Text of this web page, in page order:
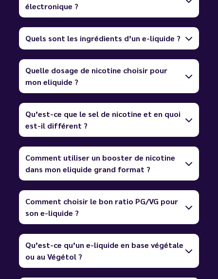
électronique ?
Quels sont les ingrédients d’un e-liquide ?
Quelle dosage de nicotine choisir pour
mon eliquide ?
Qu’est-ce que le sel de nicotine et en quoi
est-il différent ?
Comment utiliser un booster de nicotine
dans mon eliquide grand format ?
Comment choisir le bon ratio PG/VG pour
son e-liquide ?
Qu’est-ce qu’un e-liquide en base végétale
ou au Végétol ?